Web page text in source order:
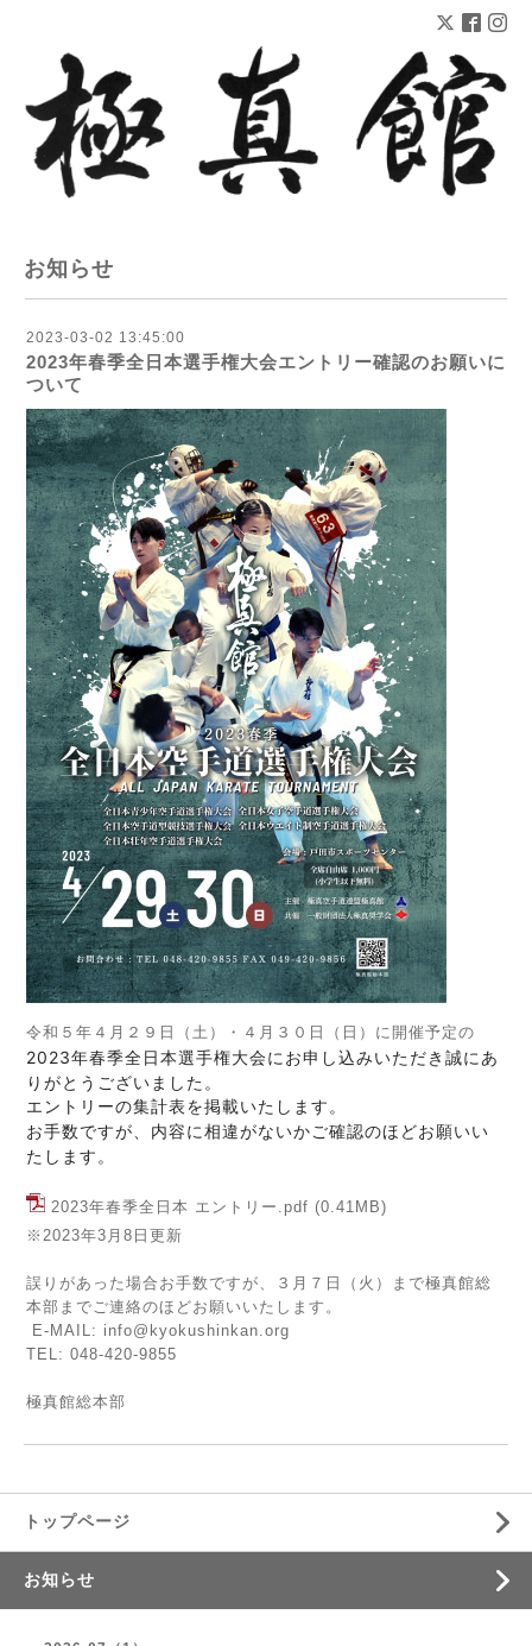
お知らせ
2023-03-02 13:45:00
2023年春季全日本選手権大会エントリー確認のお願いに
ついて
令和５年４月２９日（土）・４月３０日（日）に開催予定の
2023年春季全日本選手権大会にお申し込みいただき誠にあ
りがとうございました。
エントリーの集計表を掲載いたします。
お手数ですが、内容に相違がないかご確認のほどお願いい
たします。
2023年春季全日本 エントリー.pdf (0.41MB)
※2023年3月8日更新
誤りがあった場合お手数ですが、３月７日（火）まで極真館総
本部までご連絡のほどお願いいたします。
E-MAIL: info@kyokushinkan.org
TEL: 048-420-9855
極真館総本部
トップページ
お知らせ